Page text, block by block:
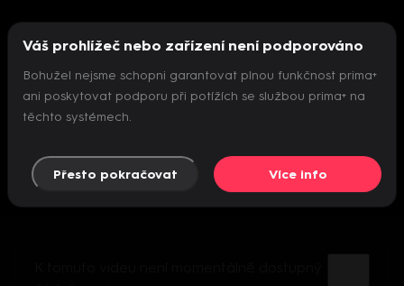
Nepodařilo se inicializovat přehrávač
Váš prohlížeč nebo zařízení není podporováno
Bohužel nejsme schopni garantovat plnou funkčnost prima+
ani poskytovat podporu při potížích se službou prima+ na
těchto systémech.
Přesto pokračovat Více info